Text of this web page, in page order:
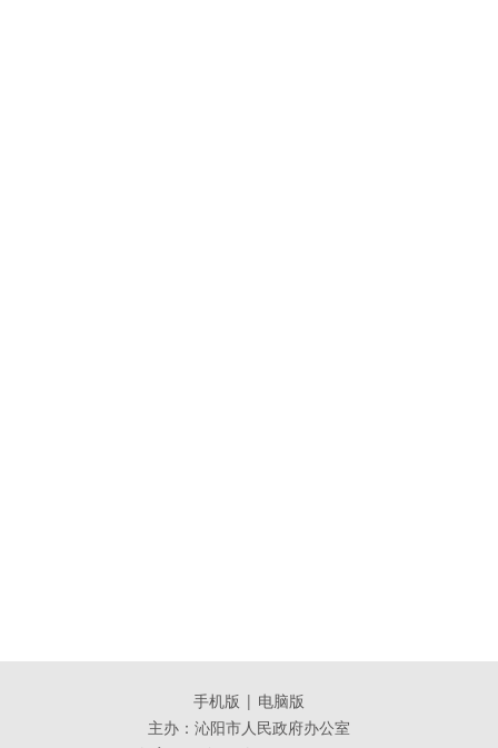
手机版 | 电脑版
主办：沁阳市人民政府办公室